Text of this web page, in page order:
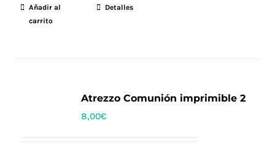
Añadir al
carrito
Detalles
Atrezzo Comunión imprimible 2
8,00€